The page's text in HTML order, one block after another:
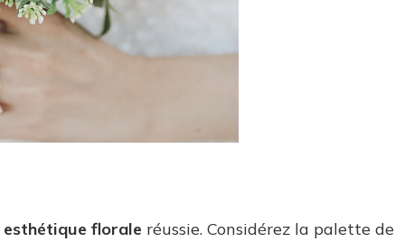
esthétique florale réussie. Considérez la palette de